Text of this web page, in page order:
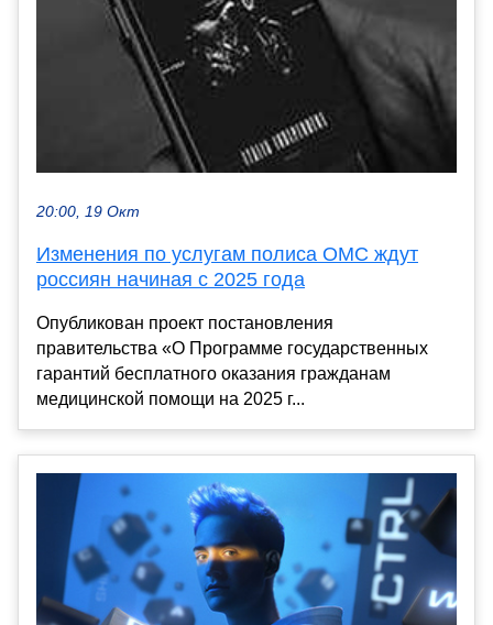
20:00, 19 Окт
Изменения по услугам полиса ОМС ждут
россиян начиная с 2025 года
Опубликован проект постановления
правительства «О Программе государственных
гарантий бесплатного оказания гражданам
медицинской помощи на 2025 г...